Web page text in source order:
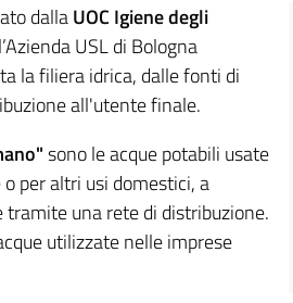
dallaUOC Igiene degli
USL di Bologna
la filiera idrica, dalle fonti di
all'utente finale.
sono le acque potabili usate
per altri usi domestici, a
una rete di distribuzione.
utilizzate nelle imprese